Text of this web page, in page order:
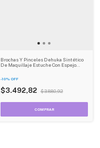
Brochas Y Pinceles Dehuka Sintético
De Maquillaje Estuche Con Espejo
-10% OFF
$3.492,82 $3.880,92